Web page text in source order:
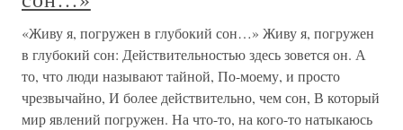
«Живу я, погружен в глубокий сон…» Живу я, погружен
в глубокий сон: Действительностью здесь зовется он. А
то, что люди называют тайной, По-моему, и просто
чрезвычайно, И более действительно, чем сон, В который
мир явлений погружен. На что-то, на кого-то натыкаюсь